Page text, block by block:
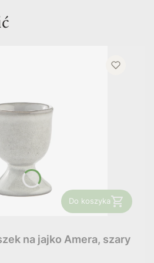
Do koszyka
na jajko Amera, szary